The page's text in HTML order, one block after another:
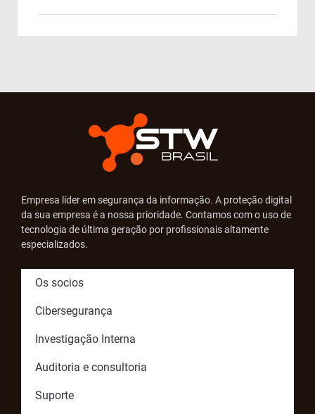
Empresa líder em segurança da informação. A proteção digital
da sua empresa é a nossa prioridade. Contamos com o uso de
tecnologia de última geração por profissionais altamente
especializados.
Os socios
Cibersegurança
Investigação Interna
Auditoria e consultoria
Suporte